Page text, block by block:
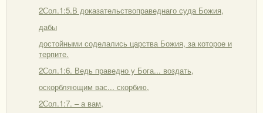
2Сол.1:5.В доказательствоправеднаго суда Божия,
дабы
достойными соделались царства Божия, за которое и
терпите.
2Сол.1:6. Ведь праведно у Бога... воздать,
оскорбляющим вас... скорбию,
2Сол.1:7. – а вам,